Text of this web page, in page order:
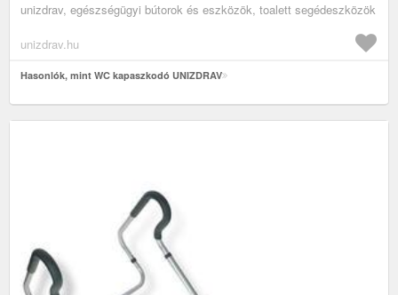
unizdrav, egészségügyi bútorok és eszközök, toalett segédeszközök
unizdrav.hu
Hasonlók, mint WC kapaszkodó UNIZDRAV